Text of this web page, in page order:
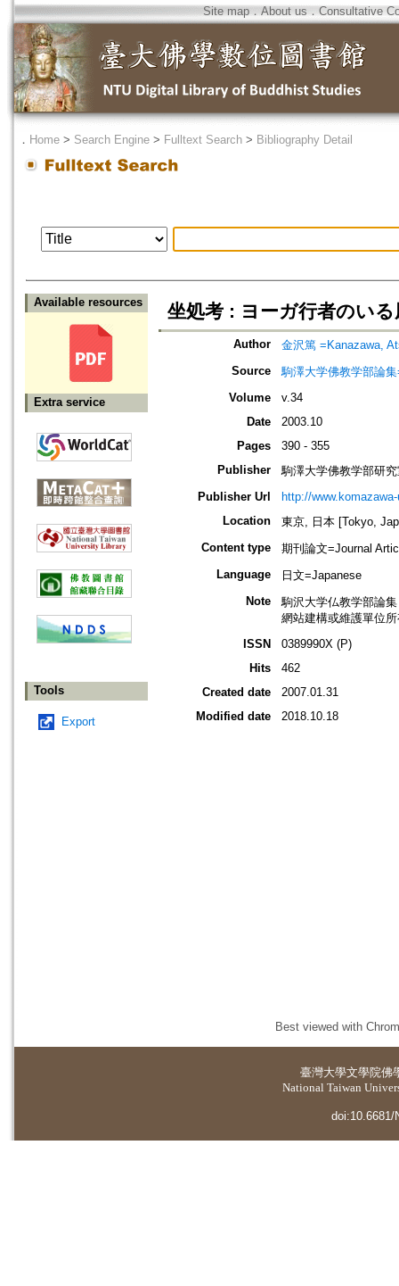
Site map．About us ． Consultative
． Home > Search Engine > Fulltext Search > Bibliography Detail
Available resources
Extra service
Tools
Export
坐処考 : ヨーガ行者のいる
Author
金沢篤 =Kanazawa,
Source
駒澤大学佛教学部論
Volume
v.34
Date
2003.10
Pages
390 - 355
Publisher
駒澤大学佛教学部研
Publisher Url
http://
Location
東京, 日本 [Tokyo,
Content type
期刊論文=Journal
Language
日文=Japanese
Note
駒沢大学仏教学部論
網站建構或維護單位
ISSN
0389990X (P)
Hits
462
Created date
2007.01.31
Modified date
2018.10.18
Best viewed with
臺灣大學文學院佛
National Taiwan
doi:10.6681/